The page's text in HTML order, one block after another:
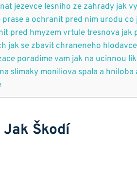
jezevce lesniho ze zahrady jak
a ochranit pred nim urodu co
pred hmyzem vrtule tresnova jak
jak se zbavit chraneneho
poradime vam jak na ucinnou
slimaky moniliova spala a
Škodí